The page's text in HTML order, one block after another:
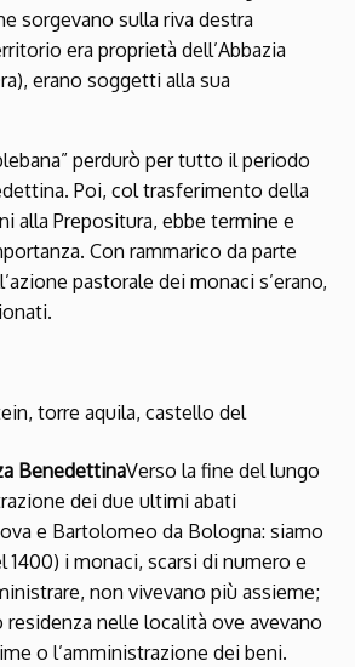
sorgevano sulla riva destra
era proprietà dell’Abbazia
erano soggetti alla sua
perdurò per tutto il periodo
Poi, col trasferimento della
alla Prepositura, ebbe termine e
Con rammarico da parte
pastorale dei monaci s’erano,
torre aquila, castello del
BenedettinaVerso la fine del lungo
dei due ultimi abati
e Bartolomeo da Bologna: siamo
1400) i monaci, scarsi di numero e
non vivevano più assieme;
residenza nelle località ove avevano
o l’amministrazione dei beni.